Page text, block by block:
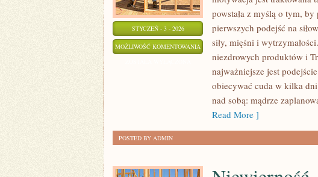
STYCZEŃ - 3 - 2026
MOŻLIWOŚĆ KOMENTOWANIA ODŻYWIANIE
SUPLEMENTACJA
powstała z myślą o tym,
pierwszych podejść na
siły, mięśni i
niezdrowych produktów i
najważniejsze jest
obiecywać cuda w kilka
nad sobą: mądrze
Read More ]
POSTED BY ADMIN